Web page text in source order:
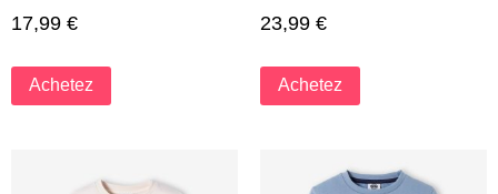
17,99 €
Achetez
23,99 €
Achetez